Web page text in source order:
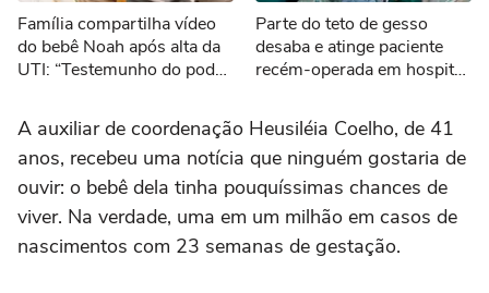
Família compartilha vídeo
do bebê Noah após alta da
UTI: “Testemunho do poder
Parte do teto de gesso
desaba e atinge paciente
recém-operada em hospital
A auxiliar de coordenação Heusiléia Coelho, de 41
anos, recebeu uma notícia que ninguém gostaria de
ouvir: o bebê dela tinha pouquíssimas chances de
viver. Na verdade, uma em um milhão em casos de
nascimentos com 23 semanas de gestação.